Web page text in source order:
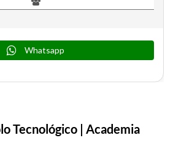
Tecnológico | Academia
Whatsapp